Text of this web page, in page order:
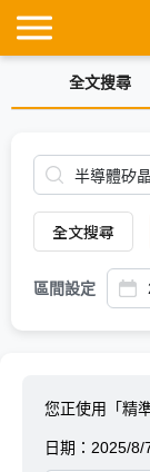
全文搜尋
全文搜尋
區間設定
您正使用「精
日期： 2025/8/